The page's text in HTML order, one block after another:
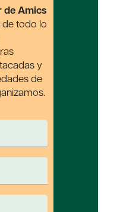
de Amics
de todo lo
y
de